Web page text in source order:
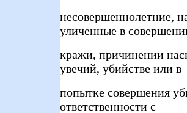
несовершеннолетние,
уличенные в
кражи, причинении
увечий, убийстве или в
попытке совершения
ответственности с